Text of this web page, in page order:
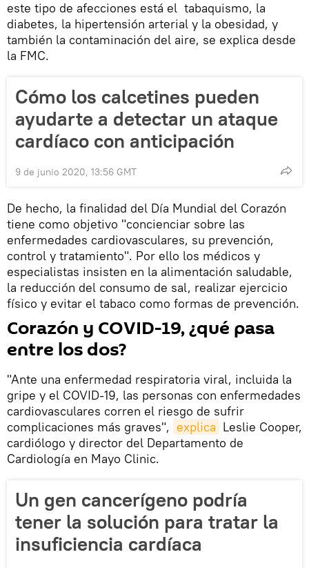
este tipo de afecciones está el tabaquismo, la
diabetes, la hipertensión arterial y la obesidad, y
también la contaminación del aire, se explica desde
la FMC.
Cómo los calcetines pueden
ayudarte a detectar un ataque
cardíaco con anticipación
9 de junio 2020, 13:56 GMT
De hecho, la finalidad del Día Mundial del Corazón
tiene como objetivo "concienciar sobre las
enfermedades cardiovasculares, su prevención,
control y tratamiento". Por ello los médicos y
especialistas insisten en la alimentación saludable,
la reducción del consumo de sal, realizar ejercicio
físico y evitar el tabaco como formas de prevención.
Corazón y COVID-19, ¿qué pasa
entre los dos?
"Ante una enfermedad respiratoria viral, incluida la
gripe y el COVID-19, las personas con enfermedades
cardiovasculares corren el riesgo de sufrir
complicaciones más graves", explica Leslie Cooper,
cardiólogo y director del Departamento de
Cardiología en Mayo Clinic.
Un gen cancerígeno podría
tener la solución para tratar la
insuficiencia cardíaca